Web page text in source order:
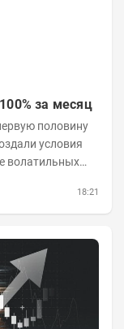
за месяц
половину
условия
волатильных
18:21